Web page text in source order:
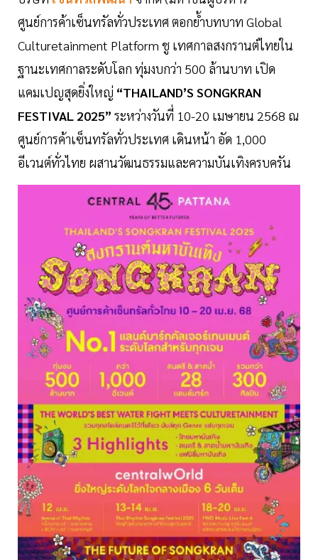
ศูนย์การค้าเซ็นทรัลทั่วประเทศ ตอกย้ำบทบาท Global
Culturetainment Platform ชู เทศกาลสงกรานต์ไทยใน
ฐานะเทศกาลระดับโลก ทุ่มงบกว่า 500 ล้านบาท เปิด
แคมเปญสุดยิ่งใหญ่ “THAILAND’S SONGKRAN
FESTIVAL 2025” ระหว่างวันที่ 10-20 เมษายน 2568 ณ
ศูนย์การค้าเซ็นทรัลทั่วประเทศ เดินหน้า อัด 1,000
อีเวนต์ทั่วไทย ผสานวัฒนธรรมและความบันเทิงครบครัน